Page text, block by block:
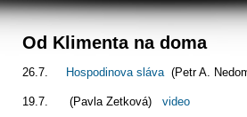
Od Klimenta na doma
26.7. Hospodinova sláva (Petr A.
19.7. (Pavla Zetková) video